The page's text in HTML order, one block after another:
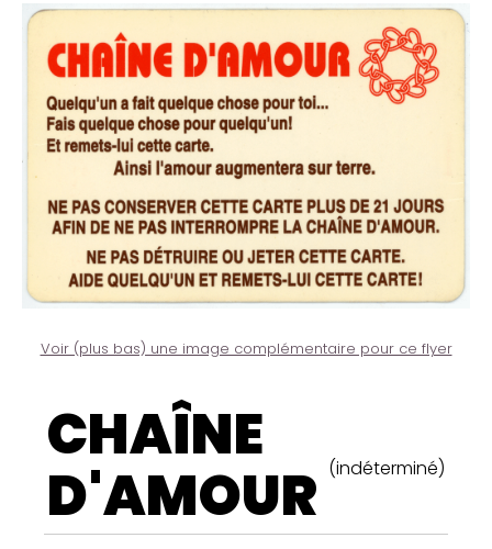
Voir (plus bas) une image complémentaire pour ce flyer
CHAÎNE
D'AMOUR (indéterminé)